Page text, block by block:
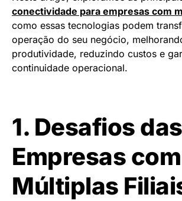
conectividade para empresas com
como essas tecnologias podem
operação do seu negócio,
produtividade, reduzindo custos e
continuidade operacional.
1. Desafios das
Empresas com
Múltiplas